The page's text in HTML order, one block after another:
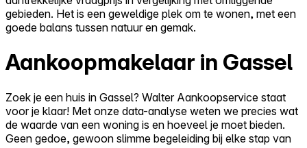
gebieden. Het is een geweldige plek om te wonen, met een
goede balans tussen natuur en gemak.
Aankoopmakelaar in Gassel
Zoek je een huis in Gassel? Walter Aankoopservice staat
voor je klaar! Met onze data-analyse weten we precies wat
de waarde van een woning is en hoeveel je moet bieden.
Geen gedoe, gewoon slimme begeleiding bij elke stap van